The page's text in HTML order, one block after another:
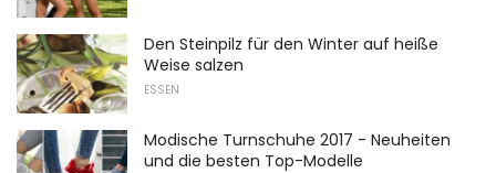
Den Steinpilz für den Winter auf heiße
Weise salzen
ESSEN
Modische Turnschuhe 2017 - Neuheiten
und die besten Top-Modelle